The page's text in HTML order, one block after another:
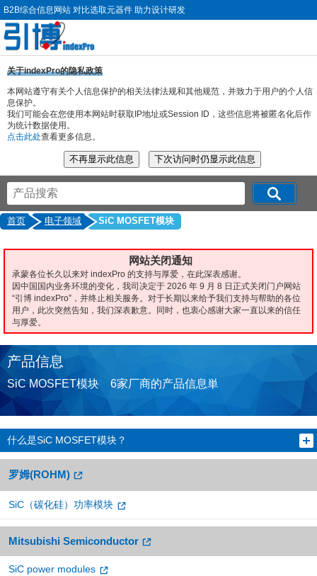
B2B综合信息网站 对比选取元器件 助力设计研发
关于indexPro的隐私政策
本网站遵守有关个人信息保护的相关法律法规和其他规范，并致力于用户的个人信
息保护。
我们可能会在您使用本网站时获取IP地址或Session ID，这些信息将被匿名化后作
为统计数据使用。
点击此处查看更多信息。
首页 电子领域 SiC MOSFET模块
网站关闭通知
承蒙各位长久以来对 indexPro 的支持与厚爱，在此深表感谢。
因中国国内业务环境的变化，我司决定于 2026 年 9 月 8 日正式关闭门户网站
“引博 indexPro”，并终止相关服务。对于长期以来给予我们支持与帮助的各位
用户，此次突然告知，我们深表歉意。同时，也衷心感谢大家一直以来的信任
与厚爱。
产品信息
SiC MOSFET模块 6家厂商的产品信息単
什么是SiC MOSFET模块？
罗姆(ROHM)
SiC（碳化硅）功率模块
Mitsubishi Semiconductor
SiC power modules